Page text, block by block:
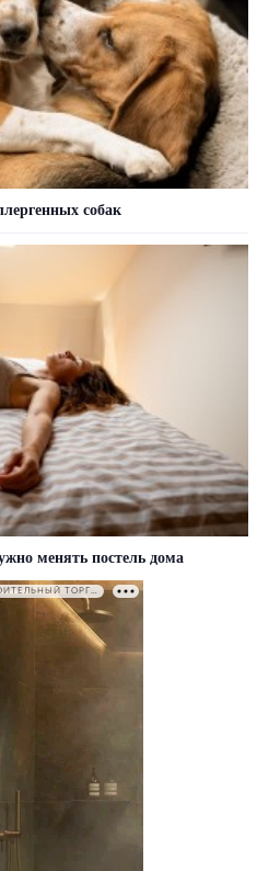
собак
менять постель дома
РЕКЛАМА • ООО СТРОИТЕЛЬНЫЙ ТОРГОВЫЙ ДОМ «ПЕТРОВИЧ». ИНН: 7802348846